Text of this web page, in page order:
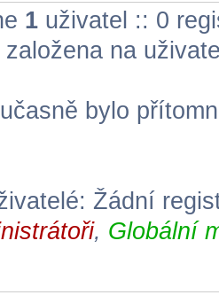
1 uživatel :: 0
založena na
bylo
Žádní
, Globální